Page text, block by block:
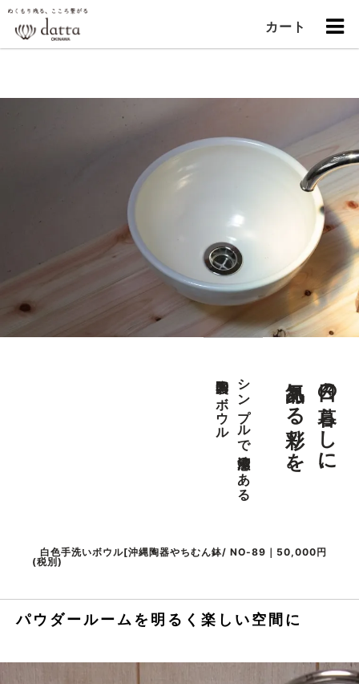
カート
日々の暮らしに、
気品ある彩りを。
シンプルで清潔感のある
陶器製のボウル
白色手洗いボウル[沖縄陶器やちむん鉢/ NO-89｜50,000円
(税別)
パウダールームを明るく楽しい空間に